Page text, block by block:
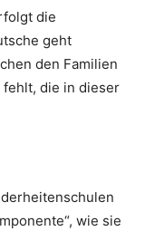
die
geht
den Familien
die in dieser
wie sie